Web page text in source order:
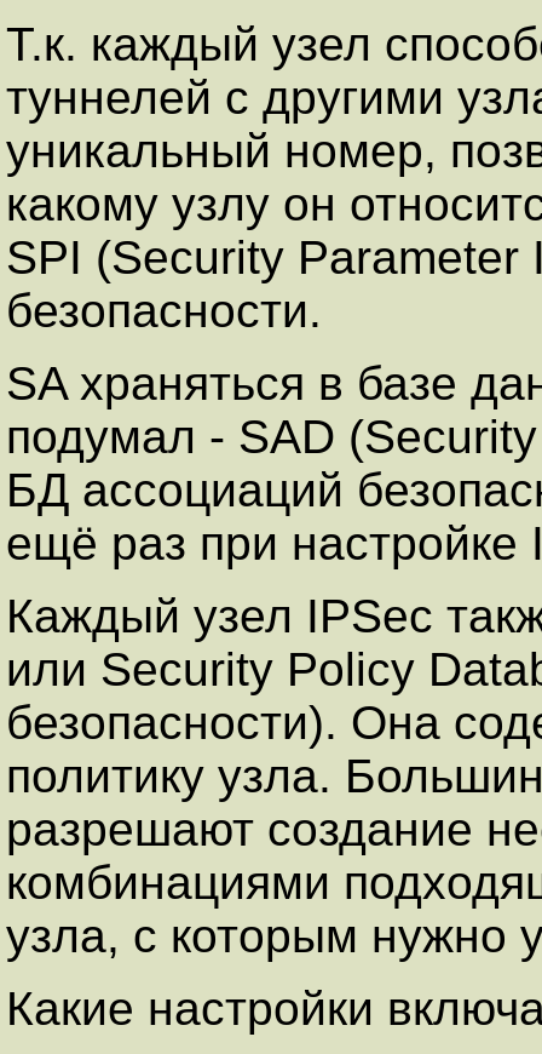
Т.к. каждый узел
туннелей с другими
уникальный номер,
какому узлу он
SPI (Security Parameter
безопасности.
SA храняться в базе
подумал - SAD
БД ассоциаций
ещё раз при настройке
Каждый узел IPSec
или Security Policy
безопасности). Она
политику узла.
разрешают создание
комбинациями
узла, с которым нужно
Какие настройки